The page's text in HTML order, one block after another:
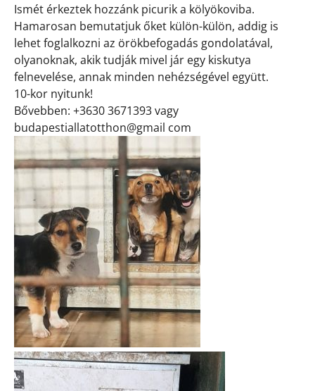
Ismét érkeztek hozzánk picurik a kölyökoviba.
Hamarosan bemutatjuk őket külön-külön, addig is
lehet foglalkozni az örökbefogadás gondolatával,
olyanoknak, akik tudják mivel jár egy kiskutya
felnevelése, annak minden nehézségével együtt.
10-kor nyitunk!
Bővebben: +3630 3671393 vagy
budapestiallatotthon@gmail com